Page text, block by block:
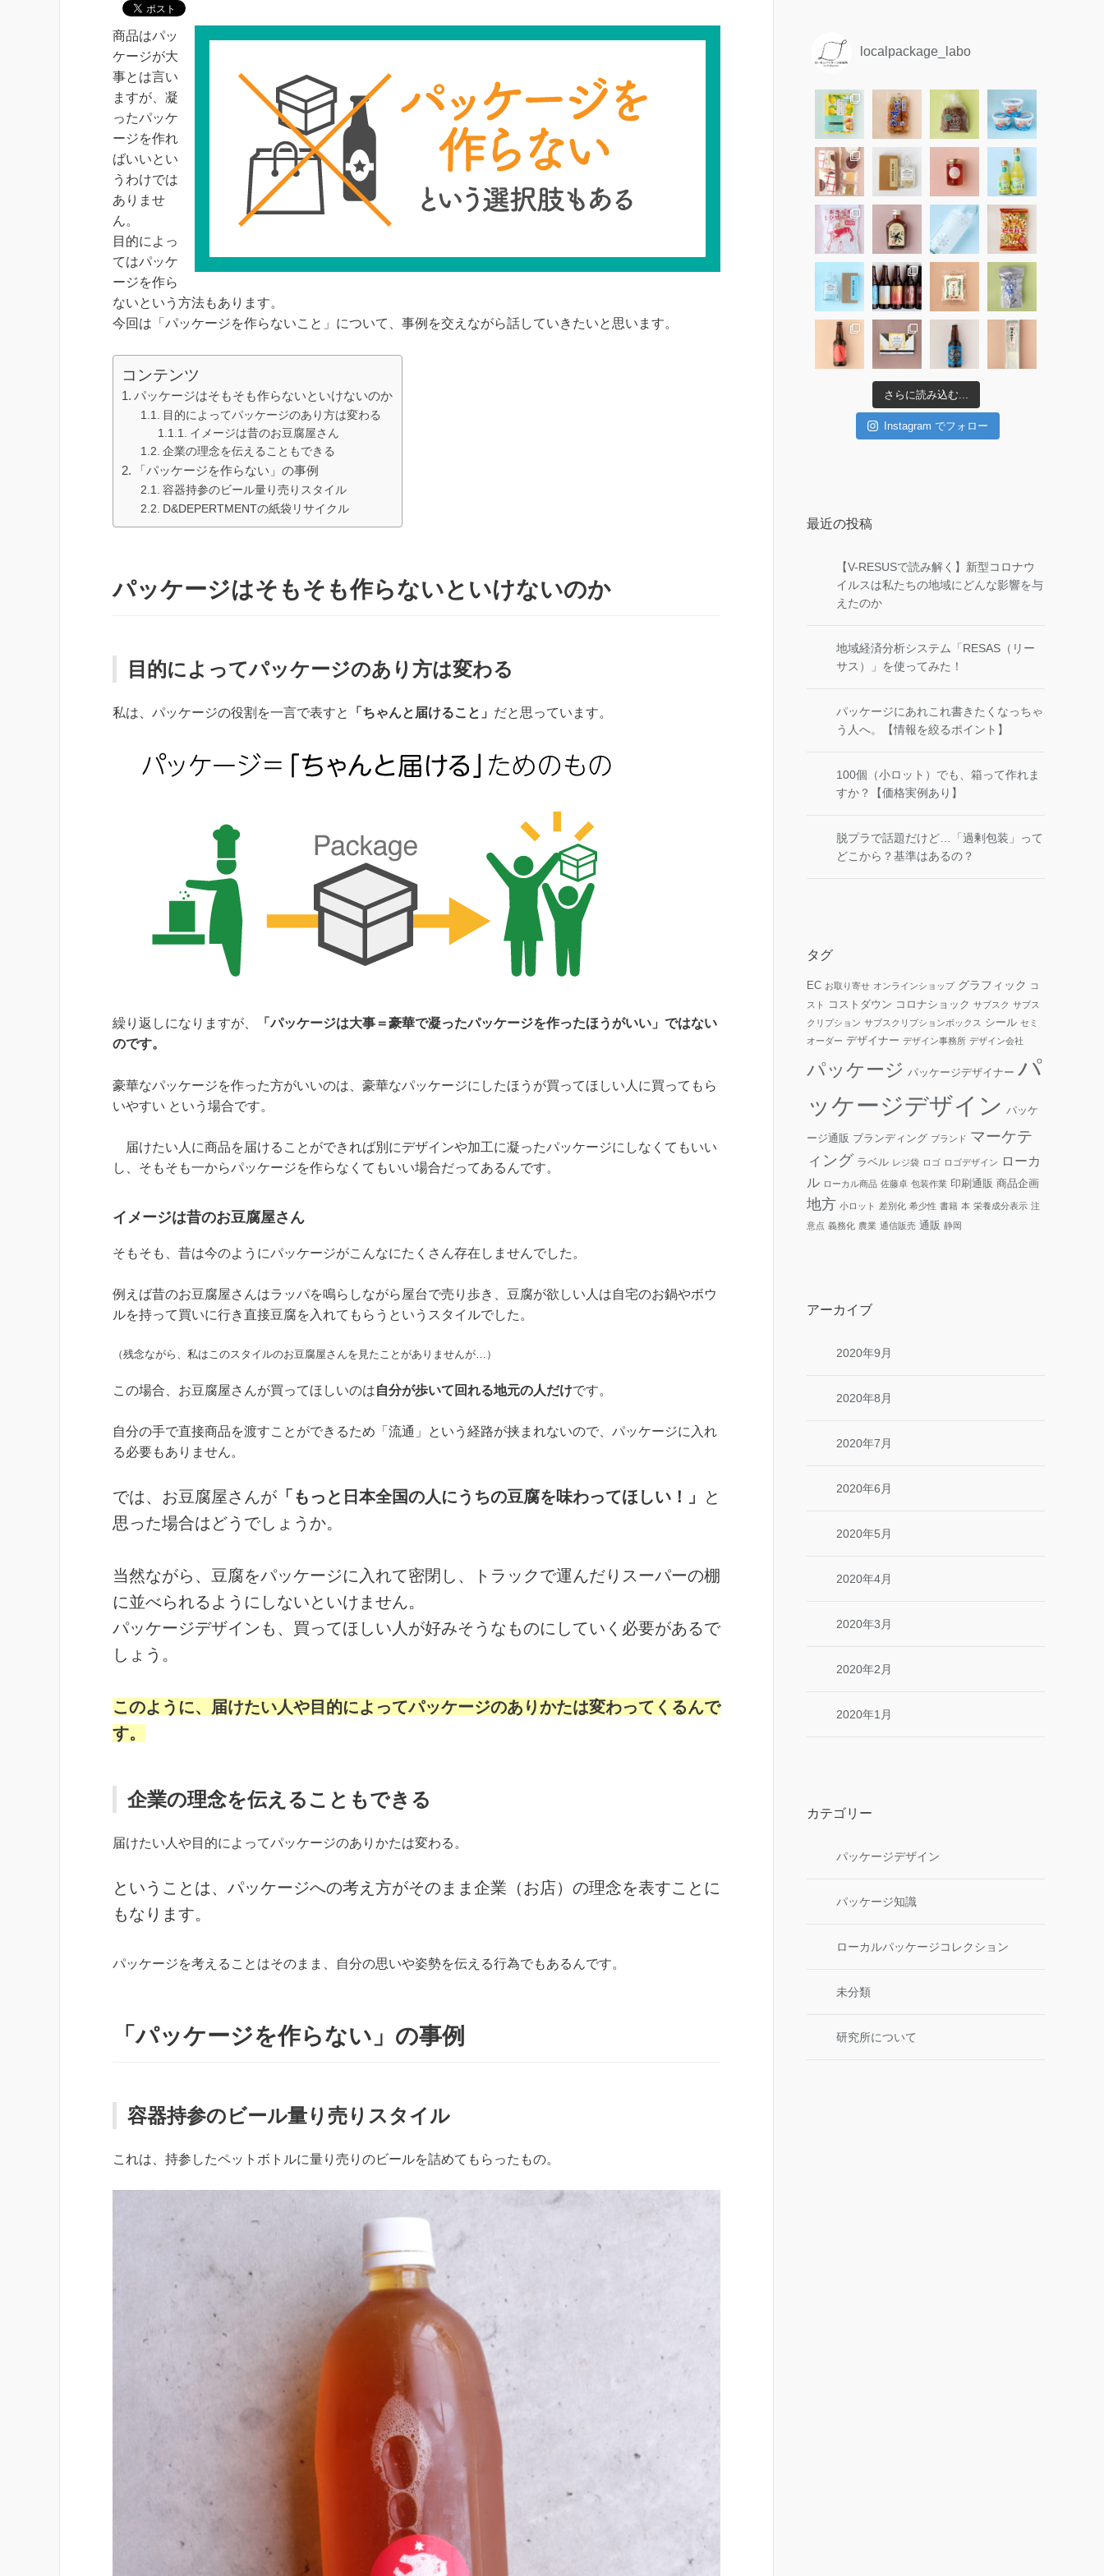
商品はパッ
ケージが大
事とは言い
ますが、凝
ったパッケ
ージを作れ
ばいいとい
うわけでは
ありませ
ん。
目的によっ
てはパッケ
ージを作ら
ないという方法もあります。
今回は「パッケージを作らないこと」について、事例を交えながら話していきたいと思います。
コンテンツ
パッケージはそもそも作らないといけないのか
目的によってパッケージのあり方は変わる
イメージは昔のお豆腐屋さん
企業の理念を伝えることもできる
「パッケージを作らない」の事例
容器持参のビール量り売りスタイル
D&DEPERTMENTの紙袋リサイクル
パッケージはそもそも作らないといけないのか
目的によってパッケージのあり方は変わる
私は、パッケージの役割を一言で表すと 「ちゃんと届けること」 だと思っています。
繰り返しになりますが、
「パッケージは大事＝豪華で凝ったパッケージを作ったほうがいい」ではない
のです。
豪華なパッケージを作った方がいいのは、豪華なパッケージにしたほうが買ってほしい人に買ってもら
いやすい という場合です。
届けたい人に商品を届けることができれば別にデザインや加工に凝ったパッケージにしなくてもいい
し、そもそも一からパッケージを作らなくてもいい場合だってあるんです。
イメージは昔のお豆腐屋さん
そもそも、昔は今のようにパッケージがこんなにたくさん存在しませんでした。
例えば昔のお豆腐屋さんはラッパを鳴らしながら屋台で売り歩き、豆腐が欲しい人は自宅のお鍋やボウ
ルを持って買いに行き直接豆腐を入れてもらうというスタイルでした。
（残念ながら、私はこのスタイルのお豆腐屋さんを見たことがありませんが…）
この場合、お豆腐屋さんが買ってほしいのは自分が歩いて回れる地元の人だけです。
自分の手で直接商品を渡すことができるため「流通」という経路が挟まれないので、パッケージに入れ
る必要もありません。
では、お豆腐屋さんが 「もっと日本全国の人にうちの豆腐を味わってほしい！」
と
思った場合はどうでしょうか。
当然ながら、豆腐をパッケージに入れて密閉し、トラックで運んだりスーパーの棚
に並べられるようにしないといけません。
パッケージデザインも、買ってほしい人が好みそうなものにしていく必要があるで
しょう。
このように、届けたい人や目的によってパッケージのありかたは変わってくるんで
す。
企業の理念を伝えることもできる
届けたい人や目的によってパッケージのありかたは変わる。
ということは、パッケージへの考え方がそのまま企業（お店）の理念を表すことに
もなります。
パッケージを考えることはそのまま、自分の思いや姿勢を伝える行為でもあるんです。
「パッケージを作らない」の事例
容器持参のビール量り売りスタイル
これは、持参したペットボトルに量り売りのビールを詰めてもらったもの。
localpackage_labo
さらに読み込む...
Instagram でフォロー
最近の投稿
【V-RESUSで読み解く】新型コロナウ
イルスは私たちの地域にどんな影響を与
えたのか
地域経済分析システム「RESAS（リー
サス）」を使ってみた！
パッケージにあれこれ書きたくなっちゃ
う人へ。【情報を絞るポイント】
100個（小ロット）でも、箱って作れま
すか？【価格実例あり】
脱プラで話題だけど…「過剰包装」って
どこから？基準はあるの？
タグ
EC お取り寄せ オンラインショップ グラフィック
コ
スト
コストダウン コロナショック サブスク サブス
クリプション サブスクリプションボックス シール セミ
オーダー デザイナー デザイン事務所 デザイン会社
パッケージ パッケージデザイナー パ
ッケージデザイン パッケ
ージ通販 ブランディング ブランド マーケテ
ィング ラベル レジ袋 ロゴ ロゴデザイン
ローカ
ル ローカル商品 佐藤卓 包装作業 印刷通販 商品企画
地方 小ロット 差別化 希少性 書籍 本 栄養成分表示 注
意点 義務化 農業 通信販売 通販 静岡
アーカイブ
2020年9月
2020年8月
2020年7月
2020年6月
2020年5月
2020年4月
2020年3月
2020年2月
2020年1月
カテゴリー
パッケージデザイン
パッケージ知識
ローカルパッケージコレクション
未分類
研究所について